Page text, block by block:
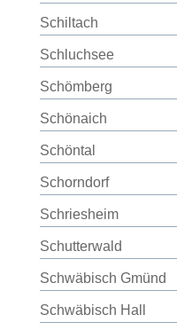
Schiltach
Schluchsee
Schömberg
Schönaich
Schöntal
Schorndorf
Schriesheim
Schutterwald
Schwäbisch Gmünd
Schwäbisch Hall